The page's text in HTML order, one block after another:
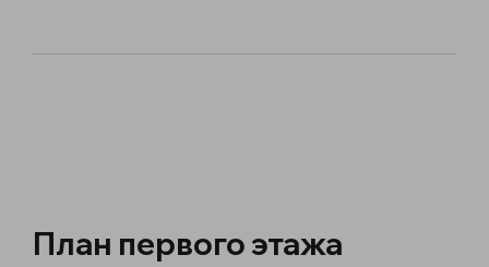
План первого этажа